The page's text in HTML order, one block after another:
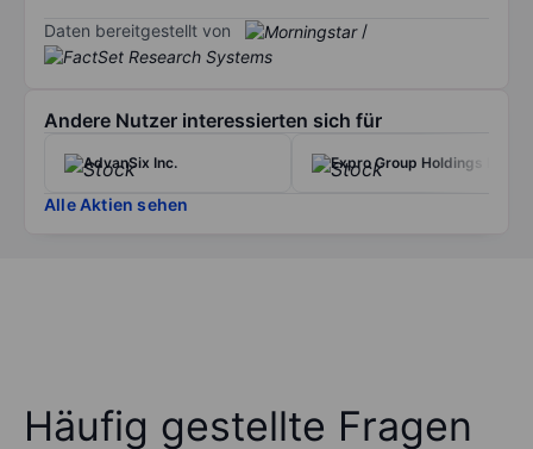
Daten bereitgestellt von /
Andere Nutzer interessierten sich für
AdvanSix Inc. Expro Group Holdings NV
Alle Aktien sehen
Häufig gestellte Fragen